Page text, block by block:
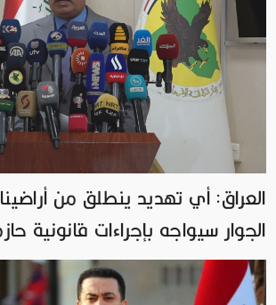
العراق: أي تهديد ينطلق من
الجوار سيواجه بإجراءات قانونية